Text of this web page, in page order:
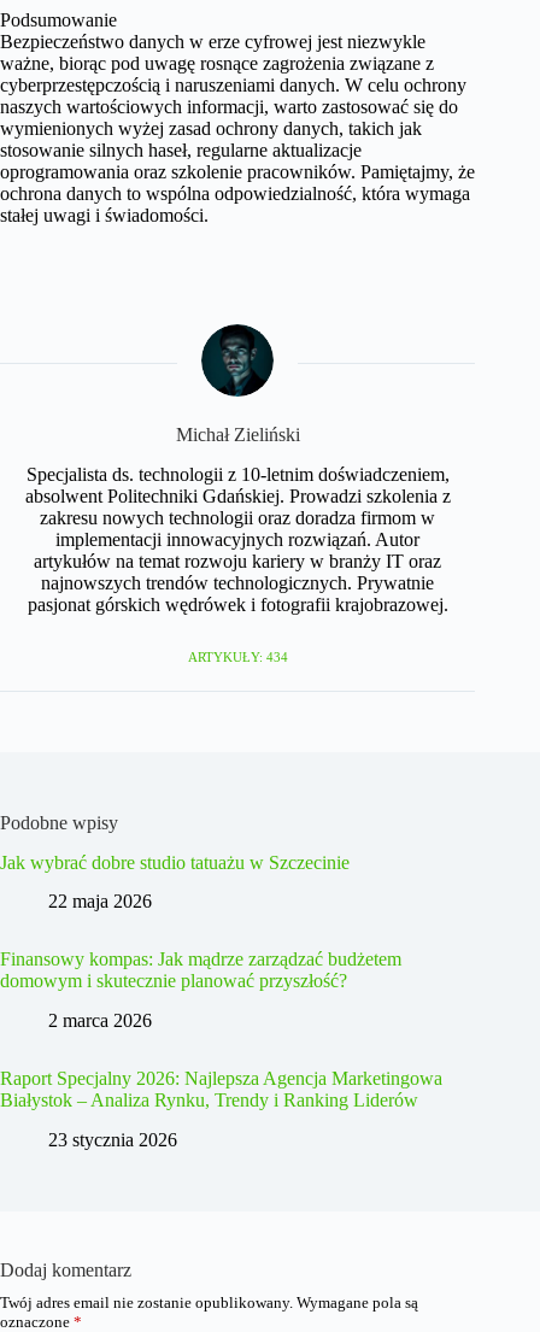
Podsumowanie
Bezpieczeństwo danych w erze cyfrowej jest niezwykle
ważne, biorąc pod uwagę rosnące zagrożenia związane z
cyberprzestępczością i naruszeniami danych. W celu ochrony
naszych wartościowych informacji, warto zastosować się do
wymienionych wyżej zasad ochrony danych, takich jak
stosowanie silnych haseł, regularne aktualizacje
oprogramowania oraz szkolenie pracowników. Pamiętajmy, że
ochrona danych to wspólna odpowiedzialność, która wymaga
stałej uwagi i świadomości.
Michał Zieliński
Specjalista ds. technologii z 10-letnim doświadczeniem,
absolwent Politechniki Gdańskiej. Prowadzi szkolenia z
zakresu nowych technologii oraz doradza firmom w
implementacji innowacyjnych rozwiązań. Autor
artykułów na temat rozwoju kariery w branży IT oraz
najnowszych trendów technologicznych. Prywatnie
pasjonat górskich wędrówek i fotografii krajobrazowej.
ARTYKUŁY: 434
Podobne wpisy
Jak wybrać dobre studio tatuażu w Szczecinie
22 maja 2026
Finansowy kompas: Jak mądrze zarządzać budżetem
domowym i skutecznie planować przyszłość?
2 marca 2026
Raport Specjalny 2026: Najlepsza Agencja Marketingowa
Białystok – Analiza Rynku, Trendy i Ranking Liderów
23 stycznia 2026
Dodaj komentarz
Twój adres email nie zostanie opublikowany. Wymagane pola są
oznaczone *